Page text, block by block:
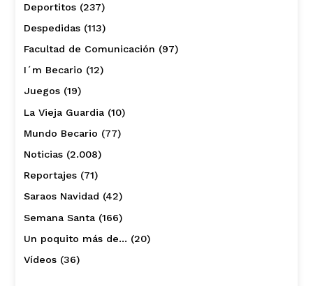
Deportitos(237)
Despedidas(113)
Facultad de Comunicación (97)
I´m Becario (12)
Juegos(19)
La Vieja Guardia(10)
Mundo Becario (77)
Noticias(2.008)
Reportajes(71)
Saraos Navidad (42)
Semana Santa(166)
Un poquito más de… (20)
Vídeos(36)